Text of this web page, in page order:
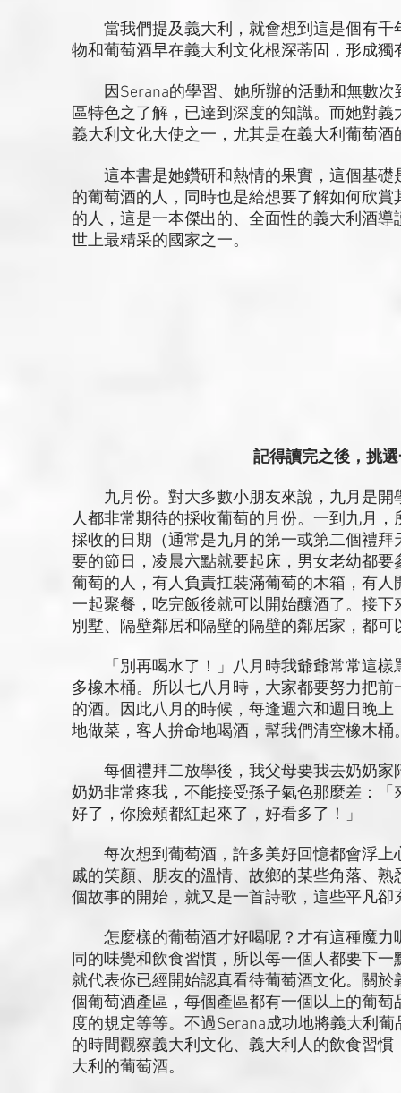
當我們提及義大利，就會想到這是個有千
物和葡萄酒早在義大利文化根深蒂固，形成獨
因Serana的學習、她所辦的活動和無數次
區特色之了解，已達到深度的知識。而她對
義大利文化大使之一，尤其是在義大利葡萄酒
這本書是她鑽研和熱情的果實，這個基礎
的葡萄酒的人，同時也是給想要了解如何欣
的人，這是一本傑出的、全面性的義大利酒
世上最精采的國家之一。
記得讀完之後，挑
九月份。對大多數小朋友來說，九月是開
人都非常期待的採收葡萄的月份。一到九月
採收的日期（通常是九月的第一或第二個禮
要的節日，凌晨六點就要起床，男女老幼都
葡萄的人，有人負責扛裝滿葡萄的木箱，有
一起聚餐，吃完飯後就可以開始釀酒了。接
別墅、隔壁鄰居和隔壁的隔壁的鄰居家，都可
「別再喝水了！」八月時我爺爺常常這樣
多橡木桶。所以七八月時，大家都要努力把
的酒。因此八月的時候，每逢週六和週日晚
地做菜，客人拚命地喝酒，幫我們清空橡木桶
每個禮拜二放學後，我父母要我去奶奶家
奶奶非常疼我，不能接受孫子氣色那麼差：
好了，你臉頰都紅起來了，好看多了！」
每次想到葡萄酒，許多美好回憶都會浮上
戚的笑顏、朋友的溫情、故鄉的某些角落、
個故事的開始，就又是一首詩歌，這些平凡
怎麼樣的葡萄酒才好喝呢？才有這種魔力
同的味覺和飲食習慣，所以每一個人都要下
就代表你已經開始認真看待葡萄酒文化。關
個葡萄酒產區，每個產區都有一個以上的葡
度的規定等等。不過Serana成功地將義大利
的時間觀察義大利文化、義大利人的飲食習
大利的葡萄酒。